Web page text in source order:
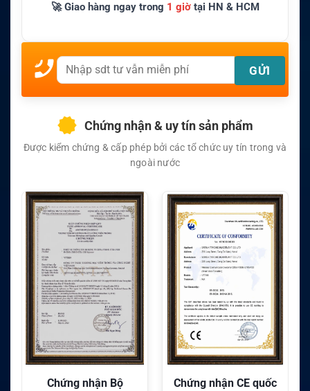
🚀 Giao hàng ngay trong 1 giờtại HN & HCM
Chứng nhận & uy tín sản phẩm
Được kiểm chứng & cấp phép bởi các tổ chức uy tín trong và
ngoài nước
Chứng nhận CE quốc
Chứng nhận FC quốc